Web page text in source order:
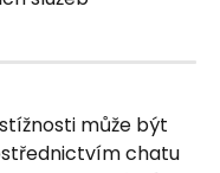
může být
chatu